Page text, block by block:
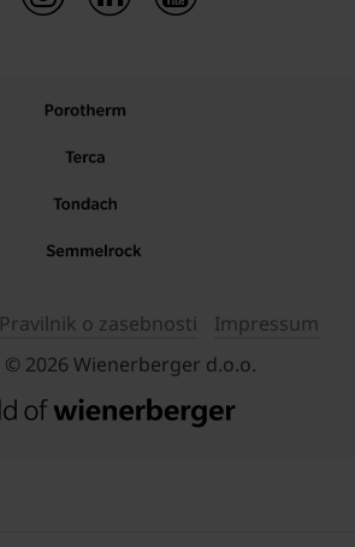
Pravilnik o zasebnosti
Impressum
© 2026 Wienerberger d.o.o.